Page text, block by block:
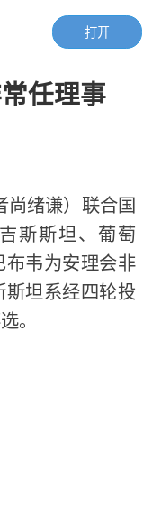
任理事
绪谦）联合国
斯斯坦、葡萄
韦为安理会非
坦系经四轮投
。
打开